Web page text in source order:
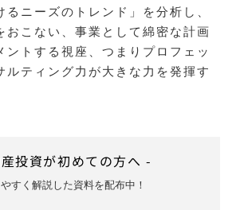
るニーズのトレンド」を分析し、
おこない、事業として綿密な計画
ントする視座、つまりプロフェッ
ルティング力が大きな力を発揮す
投資が初めての方へ -
すく解説した資料を配布中！